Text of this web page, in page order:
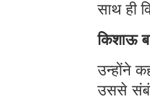
साथ ही
किशाऊ
उन्होंने
उससे